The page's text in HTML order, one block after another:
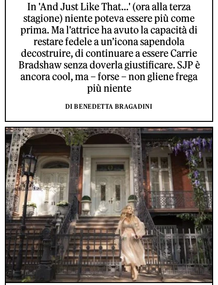
In 'And Just Like That...' (ora alla terza
stagione) niente poteva essere più come
prima. Ma l'attrice ha avuto la capacità di
restare fedele a un’icona sapendola
decostruire, di continuare a essere Carrie
Bradshaw senza doverla giustificare. SJP è
ancora cool, ma – forse – non gliene frega
più niente
DI BENEDETTA BRAGADINI